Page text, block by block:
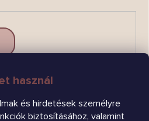
használ
és hirdetések személyre
biztosításához, valamint